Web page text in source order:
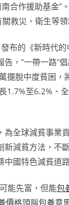
合作援助基金”
救災、衛生等
布的《新時代
，“一帶一路”
擺脫中度貧困，
1.7%至6.2%、
為全球減貧事業
新減貧方法，不
國特色減貧道
能先富，但能包
價格頭腦包養意